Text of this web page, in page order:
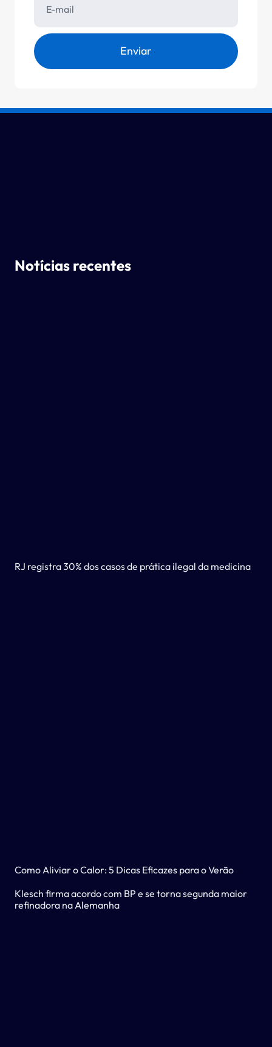
Enviar
Notícias recentes
RJ registra 30% dos casos de prática ilegal da medicina
Como Aliviar o Calor: 5 Dicas Eficazes para o Verão
Klesch firma acordo com BP e se torna segunda maior
refinadora na Alemanha